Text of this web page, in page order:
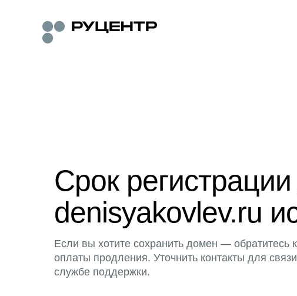
Срок
denisyakovlev.ru
Если вы хотите сохранить домен — обратитесь
оплаты продления. Уточнить контакты для
службе поддержки.